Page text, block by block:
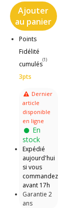
Ajouter
au panier
Points
Fidélité
cumulés
(1)
3pts
Dernier
article
disponible
en ligne
En
stock
Expédié
aujourd'hui
si vous
commandez
avant 17h
Garantie 2
ans